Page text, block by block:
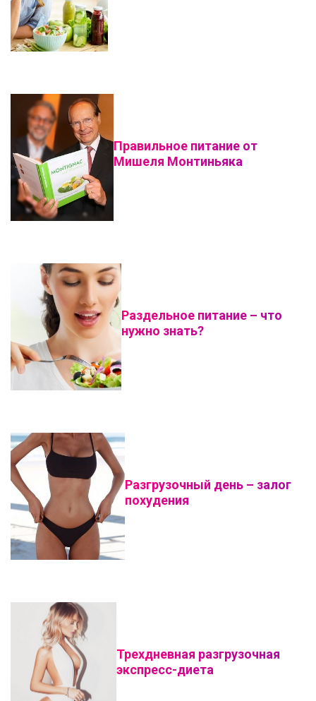
Правильное питание от
Мишеля Монтиньяка
Раздельное питание – что
нужно знать?
Разгрузочный день – залог
похудения
Трехдневная разгрузочная
экспресс-диета